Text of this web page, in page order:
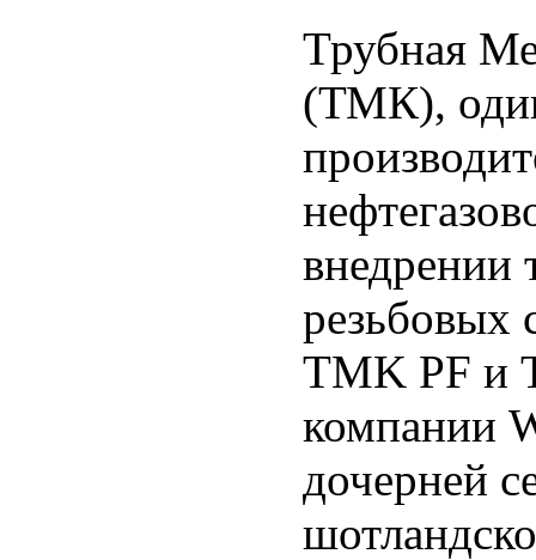
Трубная
(ТМК),
внедрении
резьбовых
TMK PF и
компании
дочерней